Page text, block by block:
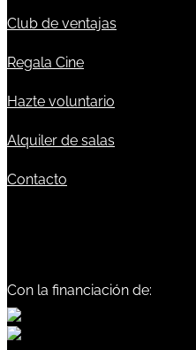
Club de ventajas
Regala Cine
Hazte voluntario
Alquiler de salas
Contacto
Con la financiación de: